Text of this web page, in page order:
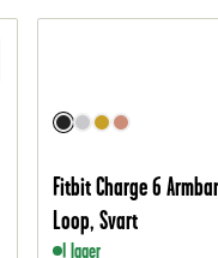
Fitbit Charge 6
Loop, Svart
I lager